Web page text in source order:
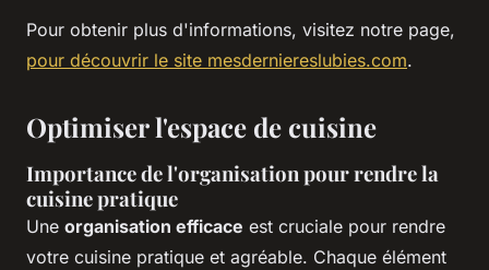
Pour obtenir plus d'informations, visitez notre page,
pour découvrir le site mesderniereslubies.com.
Optimiser l'espace de cuisine
Importance de l'organisation pour rendre la
cuisine pratique
Une organisation efficace est cruciale pour rendre
votre cuisine pratique et agréable. Chaque élément